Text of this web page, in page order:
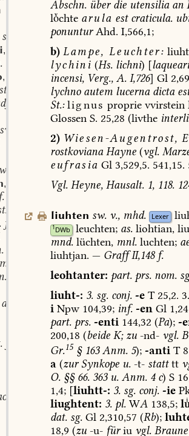
sw. f.
,
,
st. m.
sw. f.
v.
,
f.
n.
adv.
sw. v.
Abschn.überdieutensiliaan
lchte arula estcraticula.
ponunturAhd. I,566,1;
b) Lampe, Leuchter:
lychini (Hs. lichni) [
incensi,Verg.,A.I,726] Gl
lychnoautemlucernadicta
St.: lignus proprievvirstein
Glossen S. 25,28 (livthe
2) Wiesen-Augentrost,
rostkoviana Hayne(vgl.
eufrasia Gl 3,529,5. 541,15.
Vgl.Heyne,Hausalt.1,118.
liuhten sw. v., mhd. Lexer
1DWb leuchten; as.liohtian,
mnd.lüchten, mnl.luchten;
liuhtjan. — GraffII,148f.
leohtanter: part.prs.nom.
liuht-: 3.sg.conj. -eT25,2. 3.
iNpw 104,39; inf. -enGl
part.prs. -enti144,32 (Pa); -
200,18 (beideK;zu-nd- vgl.
Gr.15 §163Anm.5); -antiT
a(zur Synkopeu.-t- statttt
O.§§66.363u. Anm.4c) S
1,4;[liuhtt-: 3.sg.conj. -ie
liughtent: 3.pl.WA138,5;
dat.sg.Gl2,310,57 (Rb);
18,9 (zu-u- füriu vgl.Braune